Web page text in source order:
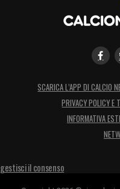
SCARICA L’APP DI CALCIO
PRIVACY POLICY E
INFORMATIVA
gestisci il consenso